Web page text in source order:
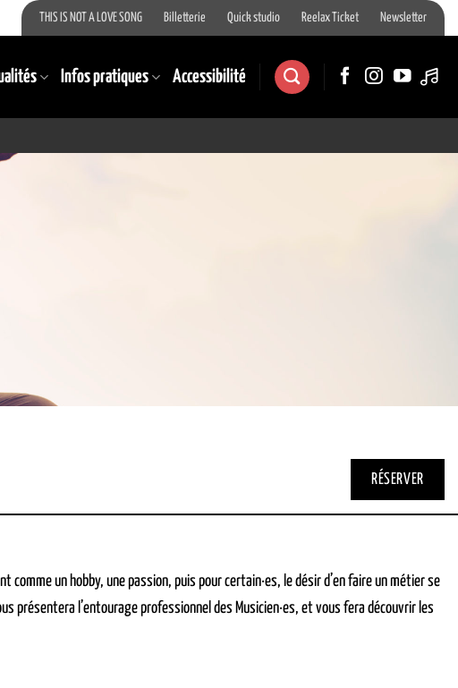
THIS IS NOT A LOVE SONG Billetterie Quick studio Reelax Ticket Newsletter
Infos pratiques Accessibilité
RÉSERVER
un hobby, une passion, puis pour certain·es, le désir d’en faire un métier se
l’entourage professionnel des Musicien·es, et vous fera découvrir les